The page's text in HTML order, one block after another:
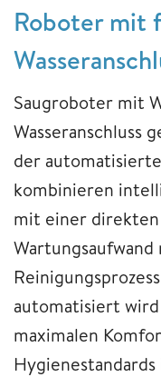
Roboter mit
Saugroboter mit
Wasseranschluss
der
kombinieren
mit einer direkten
automatisiert
maximalen